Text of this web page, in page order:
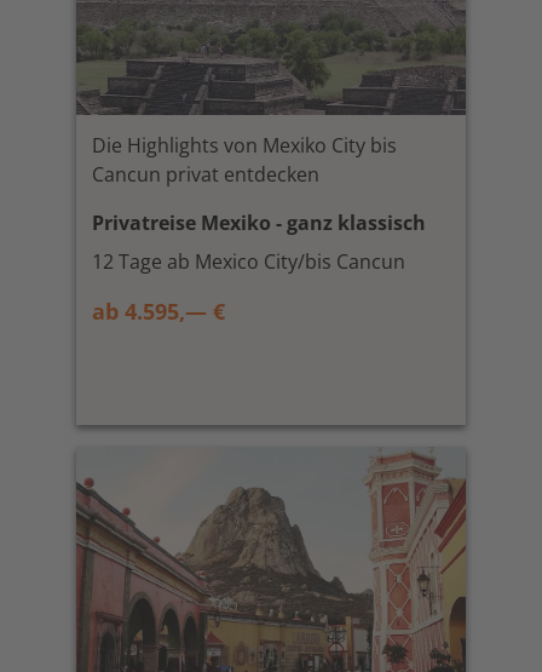
Die Highlights von Mexiko City bis
Cancun privat entdecken
Privatreise Mexiko - ganz klassisch
12 Tage ab Mexico City/bis Cancun
ab 4.595,— €